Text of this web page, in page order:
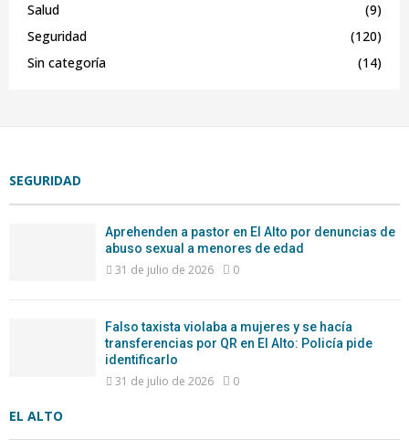
Salud
(9)
Seguridad
(120)
Sin categoría
(14)
SEGURIDAD
Aprehenden a pastor en El Alto por denuncias de
abuso sexual a menores de edad
31 de julio de 2026 0
Falso taxista violaba a mujeres y se hacía
transferencias por QR en El Alto: Policía pide
identificarlo
31 de julio de 2026 0
EL ALTO